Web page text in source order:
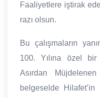
Faaliyetlere iştirak
razı olsun.
Bu çalışmaların
100. Yılına özel bir
Asırdan
belgeselde